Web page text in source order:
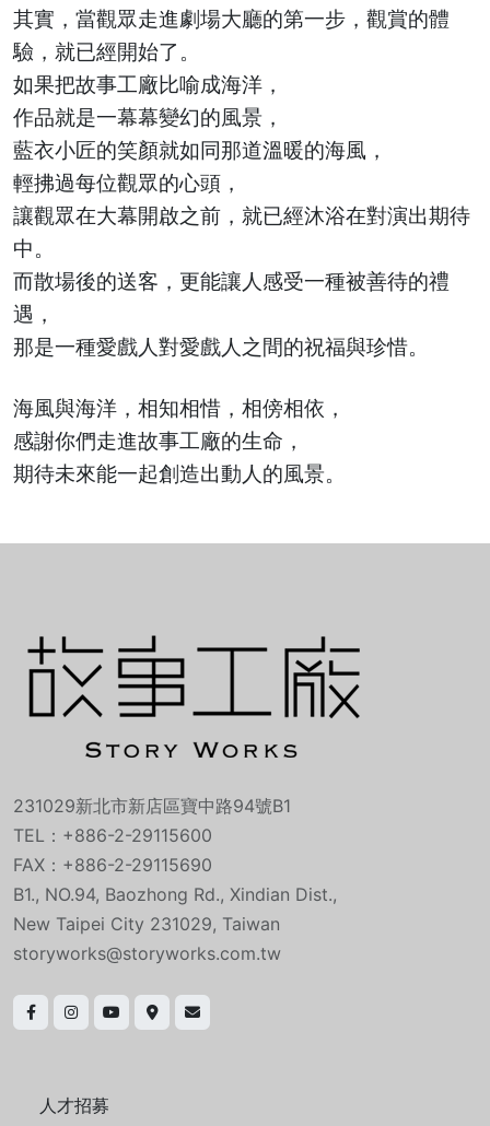
其實，當觀眾走進劇場大廳的第一步，觀賞的體
驗，就已經開始了。
如果把故事工廠比喻成海洋，
作品就是一幕幕變幻的風景，
藍衣小匠的笑顏就如同那道溫暖的海風，
輕拂過每位觀眾的心頭，
讓觀眾在大幕開啟之前，就已經沐浴在對演出期待
中。
而散場後的送客，更能讓人感受一種被善待的禮
遇，
那是一種愛戲人對愛戲人之間的祝福與珍惜。
海風與海洋，相知相惜，相傍相依，
感謝你們走進故事工廠的生命，
期待未來能一起創造出動人的風景。
231029新北市新店區寶中路94號B1
TEL：+886-2-29115600
FAX：+886-2-29115690
B1., NO.94, Baozhong Rd., Xindian Dist.,
New Taipei City 231029, Taiwan
storyworks@storyworks.com.tw
人才招募